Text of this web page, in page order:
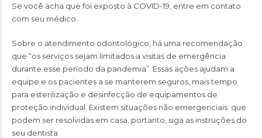
Se você acha que foi exposto à COVID-19, entre em contato
com seu médico.
Sobre o atendimento odontológico, há uma recomendação
que “os serviços sejam limitados a visitas de emergência
durante esse período da pandemia”. Essas ações ajudam a
equipe e os pacientes a se manterem seguros, mais tempo
para esterilização e desinfecção de equipamentos de
proteção individual. Existem situações não emergenciais que
podem ser resolvidas em casa, portanto, siga as instruções do
seu dentista